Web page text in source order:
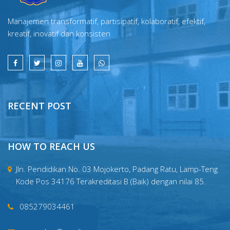
Manajemen transformatif, partisipatif, kolaboratif, efektif,
kreatif, inovatif dan konsisten
RECENT POST
HOW TO REACH US
Jln. Pendidikan No. 03 Mojokerto, Padang Ratu, Lamp-Teng
Kode Pos 34176 Terakreditasi B (Baik) dengan nilai 85.
085279034461